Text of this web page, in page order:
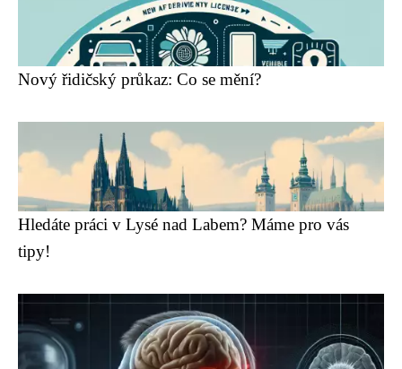
Nový řidičský průkaz: Co se mění?
Hledáte práci v Lysé nad Labem? Máme pro vás
tipy!